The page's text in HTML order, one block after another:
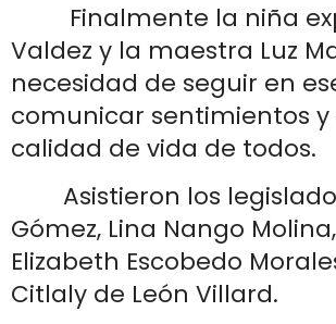
Finalmente la niña
Valdez y la maestra Luz
necesidad de seguir en
comunicar sentimientos
calidad de vida de todos.
Asistieron los
Gómez, Lina Nango
Elizabeth Escobedo
Citlaly de León Villard.